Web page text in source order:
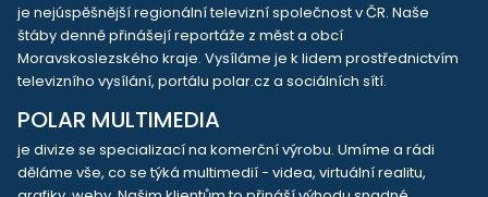
je nejúspěšnější regionální televizní společnost v ČR. Naše
štáby denně přinášejí reportáže z měst a obcí
Moravskoslezského kraje. Vysíláme je k lidem prostřednictvím
televizního vysílání, portálu polar.cz a sociálních sítí.
POLAR MULTIMEDIA
je divize se specializací na komerční výrobu. Umíme a rádi
děláme vše, co se týká multimedií - videa, virtuální realitu,